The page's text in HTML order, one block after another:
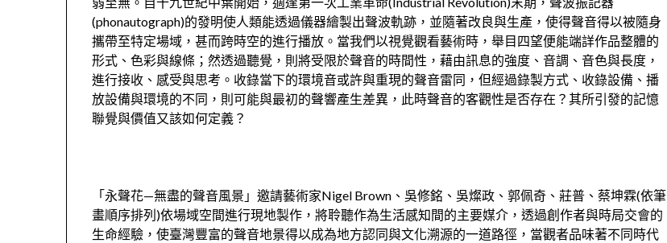
(phonautograph)的發明使人類能透過儀器繪製出聲波軌跡，並隨著改良與生產，使得聲音得以被隨身
攜帶至特定場域，甚而跨時空的進行播放。當我們以視覺觀看藝術時，舉目四望便能端詳作品整體的
形式、色彩與線條；然透過聽覺，則將受限於聲音的時間性，藉由訊息的強度、音調、音色與長度，
進行接收、感受與思考。收錄當下的環境音或許與重現的聲音雷同，但經過錄製方式、收錄設備、播
放設備與環境的不同，則可能與最初的聲響產生差異，此時聲音的客觀性是否存在？其所引發的記憶
聯覺與價值又該如何定義？
「永聲花—無盡的聲音風景」邀請藝術家Nigel Brown、吳修銘、吳燦政、郭佩奇、莊普、蔡坤霖(依筆
畫順序排列)依場域空間進行現地製作，將聆聽作為生活感知間的主要媒介，透過創作者與時局交會的
生命經驗，使臺灣豐富的聲音地景得以成為地方認同與文化溯源的一道路徑，當觀者品味著不同時代